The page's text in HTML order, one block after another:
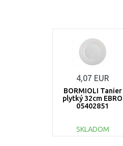
4,07 EUR
BORMIOLI Tanier
plytký 32cm EBRO
05402851
SKLADOM